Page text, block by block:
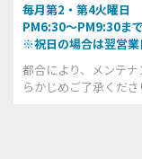
毎月第2・第4火曜日
PM6:30～PM9:30まで
※祝日の場合は翌営業
都合により、メンテ
らかじめご了承くださ